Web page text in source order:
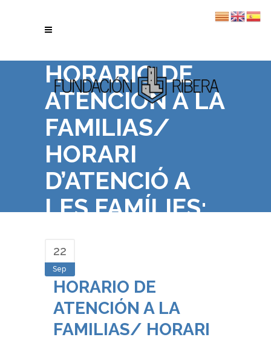
HORARIO DE
ATENCIÓN A LA
FAMILIAS/
HORARI
D’ATENCIÓ A
LES FAMÍLIES:
22
Sep
HORARIO DE
ATENCIÓN A LA
FAMILIAS/ HORARI